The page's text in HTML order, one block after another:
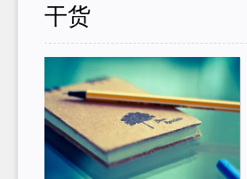
干货